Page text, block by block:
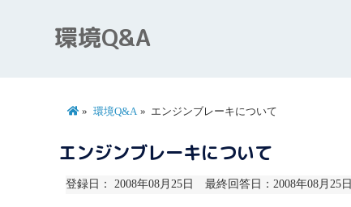
環境Q&A
環境Q&A エンジンブレーキについて
エンジンブレーキについて
登録日： 2008年08月25日 最終回答日：2008年08月25日